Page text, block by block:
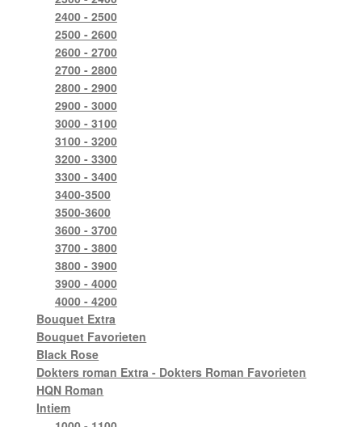
2400 - 2500
2500 - 2600
2600 - 2700
2700 - 2800
2800 - 2900
2900 - 3000
3000 - 3100
3100 - 3200
3200 - 3300
3300 - 3400
3400-3500
3500-3600
3600 - 3700
3700 - 3800
3800 - 3900
3900 - 4000
4000 - 4200
Bouquet Extra
Bouquet Favorieten
Black Rose
Dokters roman Extra - Dokters Roman Favorieten
HQN Roman
Intiem